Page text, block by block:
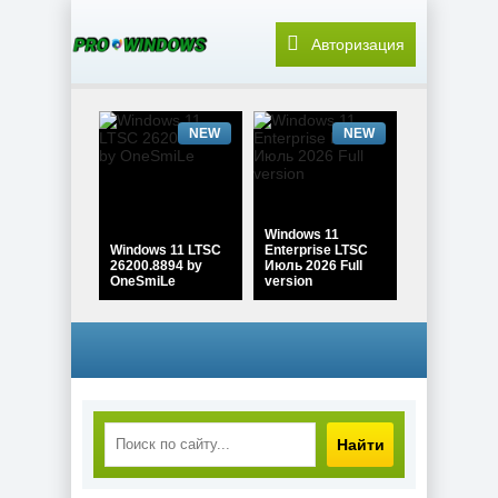
Авторизация
Windows 11 LTSC
26200.8894 by
OneSmiLe
NEW
Windows 11
Enterprise LTSC
Июль 2026 Full
version
NEW
Windows 11 Pro
Windows 10 Pro
Найти